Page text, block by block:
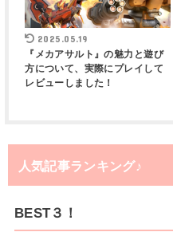
2025.05.19
『メカアサルト』の魅力と遊び
方について、実際にプレイして
レビューしました！
人気記事ランキング♪
BEST３！